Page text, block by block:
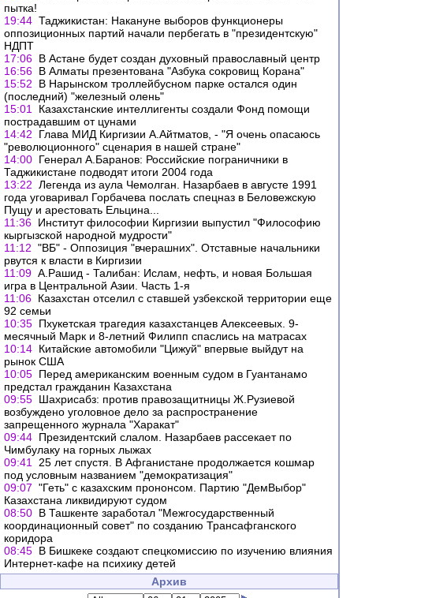
пытка!
19:44 Таджикистан: Накануне выборов функционеры
оппозиционных партий начали пербегать в "президентскую"
НДПТ
17:06 В Астане будет создан духовный православный центр
16:56 В Алматы презентована "Азбука сокровищ Корана"
15:52
В Нарынском троллейбусном парке остался один
(последний) "железный олень"
15:01
Казахстанские интеллигенты создали Фонд помощи
пострадавшим от цунами
14:42
Глава МИД Киргизии А.Айтматов, - "Я очень опасаюсь
"революционного" сценария в нашей стране"
14:00 Генерал А.Баранов: Российские пограничники в
Таджикистане подводят итоги 2004 года
13:22 Легенда из аула Чемолган. Назарбаев в августе 1991
года уговаривал Горбачева послать спецназ в Беловежскую
Пущу и арестовать Ельцина...
11:36 Институт философии Киргизии выпустил "Философию
кыргызской народной мудрости"
11:12 "ВБ" - Оппозиция "вчерашних". Отставные начальники
рвутся к власти в Киргизии
11:09 А.Рашид - Талибан: Ислам, нефть, и новая Большая
игра в Центральной Азии. Часть 1-я
11:06 Казахстан отселил с ставшей узбекской территории еще
92 семьи
10:35 Пхукетская трагедия казахстанцев Алексеевых. 9-
месячный Марк и 8-летний Филипп спаслись на матрасах
10:14 Китайские автомобили "Цижуй" впервые выйдут на
рынок США
10:05 Перед американским военным судом в Гуантанамо
предстал гражданин Казахстана
09:55 Шахрисабз: против правозащитницы Ж.Рузиевой
возбуждено уголовное дело за распространение
запрещенного журнала "Харакат"
09:44 Президентский слалом. Назарбаев рассекает по
Чимбулаку на горных лыжах
09:41
25 лет спустя. В Афганистане продолжается кошмар
под условным названием "демократизация"
09:07 "Геть" с казахским прононсом. Партию "ДемВыбор"
Казахстана ликвидируют судом
08:50 В Ташкенте заработал "Межгосударственный
координационный совет" по созданию Трансафганского
коридора
08:45 В Бишкеке создают спецкомиссию по изучению влияния
Интернет-кафе на психику детей
Архив